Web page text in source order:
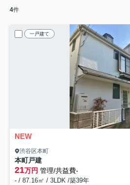
4件
一戸建て
NEW
渋谷区本町
本町戸建
21万円 管理/共益費-
- / 87.16㎡ / 3LDK /築39年